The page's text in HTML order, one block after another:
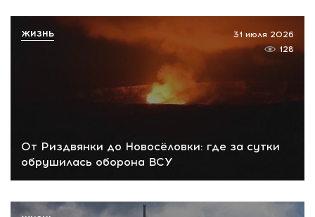
От Риздвянки до Новосёловки: где за сутки
обрушилась оборона ВСУ
31 июля 2026
128
ЖИЗНЬ